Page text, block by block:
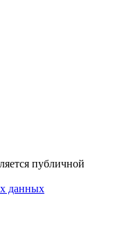
публичной
данных